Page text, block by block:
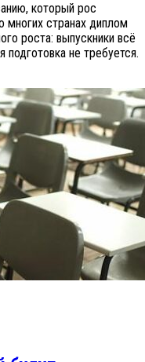
который рос
многих странах диплом
роста: выпускники всё
не требуется.